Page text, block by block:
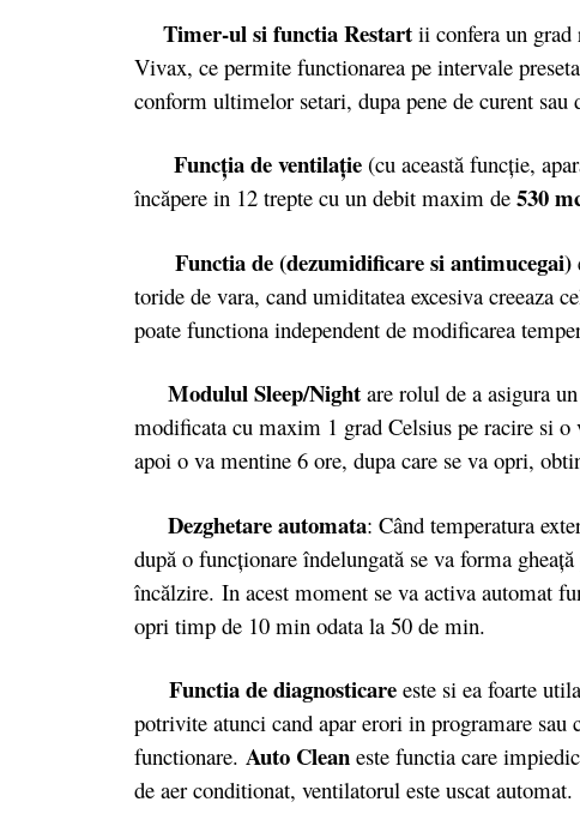
Timer-ul si functia Restart ii confera un
Vivax, ce permite functionarea pe intervale
conform ultimelor setari, dupa pene de curent sau
Funcţia de ventilaţie (cu această funcţie,
încăpere in 12 trepte cu un debit maxim de 530
Functia de (dezumidificare si antimucegai)
toride de vara, cand umiditatea excesiva creeaza
poate functiona independent de modificarea
Modulul Sleep/Night are rolul de a asigura
modificata cu maxim 1 grad Celsius pe racire si
apoi o va mentine 6 ore, dupa care se va opri,
Dezghetare automata: Când temperatura
după o funcţionare îndelungată se va forma
încălzire. In acest moment se va activa automat
opri timp de 10 min odata la 50 de min.
Functia de diagnosticare este si ea foarte
potrivite atunci cand apar erori in programare
functionare. Auto Clean este functia care
de aer conditionat, ventilatorul este uscat automat.